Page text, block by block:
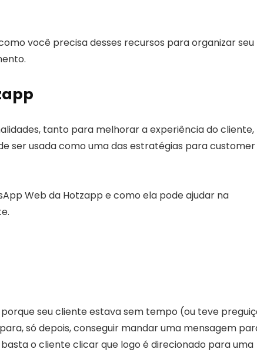
você precisa desses recursos para organizar seu
tanto para melhorar a experiência do cliente,
ser usada como uma das estratégias para customer
Web da Hotzapp e como ela pode ajudar na
seu cliente estava sem tempo (ou teve
só depois, conseguir mandar uma mensagem
o cliente clicar que logo é direcionado para uma